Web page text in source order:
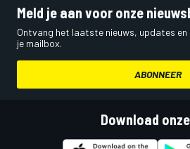
Meld je aan voor onze
Ontvang het laatste nieuws, updates
je mailbox.
ABONNEER
Download